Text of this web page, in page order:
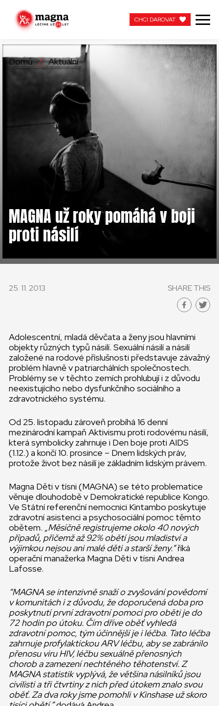
CHCI DAROVAT
NAŠE PRÁCE
AKTUÁLNÍ
ZAPOJTE SE
PRACUJTE S NÁMI
KONTAKTUJTE NÁS
ČESKÁ REPUBLIKA
CHCI DAROVAT
Domů Aktuální
MAGNA už roky pomáhá v boji
proti násilí
25. 11. 2013 SHARE THIS
Adolescentní, mladá děvčata a ženy jsou hlavními
objekty různých typů násilí. Sexuální násilí a násilí
založené na rodové příslušnosti představuje závažný
problém hlavně v patriarchálních společnostech.
Problémy se v těchto zemích prohlubují i z důvodu
neexistujícího nebo dysfunkčního sociálního a
zdravotnického systému.
Od 25. listopadu zároveň probíhá 16 denní
mezinárodní kampaň Aktivismu proti rodovému násilí,
která symbolicky zahrnuje i Den boje proti AIDS
(1.12.) a končí 10. prosince – Dnem lidských práv,
protože život bez násilí je základním lidským právem.
Magna Děti v tísni (MAGNA) se této problematice
věnuje dlouhodobě v Demokratické republice Kongo.
Ve Státní referenční nemocnici Kintambo poskytuje
zdravotní asistenci a psychosociální pomoc těmto
obětem. „Měsíčně registrujeme okolo 40 nových
případů, přičemž až 92% obětí jsou mladiství a
výjimkou nejsou ani malé děti a starší ženy.“říká
operační manažerka Magna Děti v tísni Andrea
Lafosse.
“MAGNA se intenzivně snaží o zvyšování povědomí
v komunitách i z důvodu, že doporučená doba pro
poskytnutí první zdravotní pomoci pro oběti je do
72 hodin po útoku. Čím dříve oběť vyhledá
zdravotní pomoc, tým účinnější je i léčba. Tato léčba
zahrnuje profylaktickou ARV léčbu, aby se zabránilo
přenosu viru HIV, léčbu sexuálně přenosných
chorob a zamezení nechtěného těhotenství. Z
MAGNA statistik vyplývá, že většina násilníků jsou
civilisti a tři čtvrtiny z nich před útokem znalo svou
oběť. Za dva roky jsme pomohli v Kinshase už skoro